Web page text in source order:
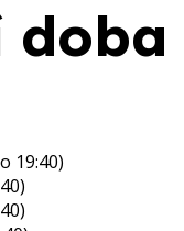
doba
19:40)